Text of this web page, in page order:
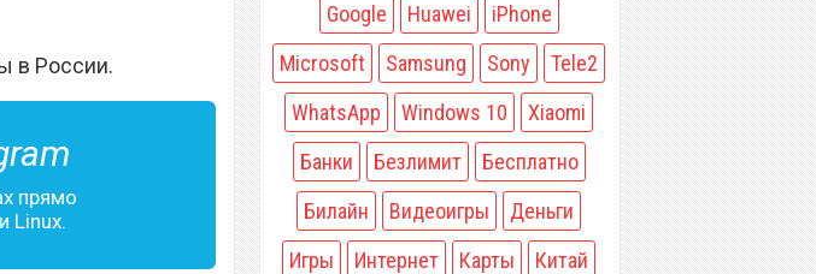
в России.
прямо
Linux.
Google
Huawei
iPhone
Microsoft
Samsung Sony
Tele2
WhatsApp
Windows 10
Xiaomi
Банки
Безлимит
Бесплатно
Билайн
Видеоигры
Деньги
Игры
Интернет Карты
Китай